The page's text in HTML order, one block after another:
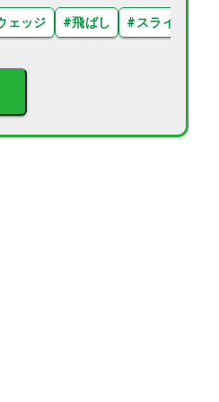
ェッジ #飛ばし # スライス